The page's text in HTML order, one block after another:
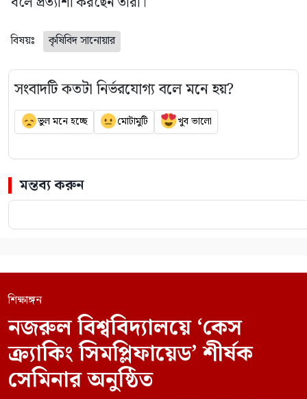
বিষয়ঃ কৃষিবিদ সানোয়ার
সংবাদটি কতটা নির্ভরযোগ্য বলে মনে হয়?
ভুল মনে হচ্ছে মোটামুটি খুব ভালো
মন্তব্য করুন
শিক্ষাঙ্গন
নজরুল বিশ্ববিদ্যালয়ে ‘কেস
ক্র্যাকিং সিমপ্লিফায়েড’ শীর্ষক
সেমিনার অনুষ্ঠিত